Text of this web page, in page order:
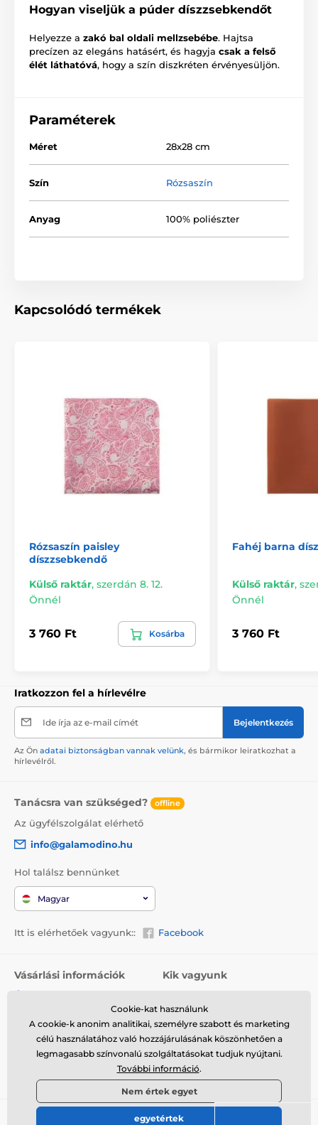
Hogyan viseljük a púder díszzsebkendőt
Helyezze a zakó bal oldali mellzsebébe. Hajtsa
precízen az elegáns hatásért, és hagyja csak a felső
élét láthatóvá, hogy a szín diszkréten érvényesüljön.
Paraméterek
Méret 28x28 cm
Szín Rózsaszín
Anyag 100% poliészter
Kapcsolódó termékek
Rózsaszín paisley
díszzsebkendő
Külső raktár, szerdán 8. 12.
Önnél
3 760 Ft Kosárba
Fahéj barna
Külső raktár,
Önnél
3 760 Ft
Iratkozzon fel a hírlevélre
Ide írja az e-mail címét Bejelentkezés
Az Ön adatai biztonságban vannak velünk, és bármikor leiratkozhat a
hírlevélről.
Tanácsra van szükséged? offline
Az ügyfélszolgálat elérhető
info@galamodino.hu
Hol találsz bennünket
Magyar
Itt is elérhetőek vagyunk:: Facebook
Vásárlási információk
Szállítás
Visszaküldés és reklamáció
Kik vagyunk
Elérhetőségek
Együttműködés a
Galamodinóval
© 2026 www.galamodino.hu ⦁ Webshop szolgáltatónk a
Cookie-kat használunk
A cookie-k anonim analitikai, személyre szabott és marketing
célú használatához való hozzájárulásának köszönhetően a
legmagasabb színvonalú szolgáltatásokat tudjuk nyújtani.
További információ.
Nem értek egyet
egyetértek